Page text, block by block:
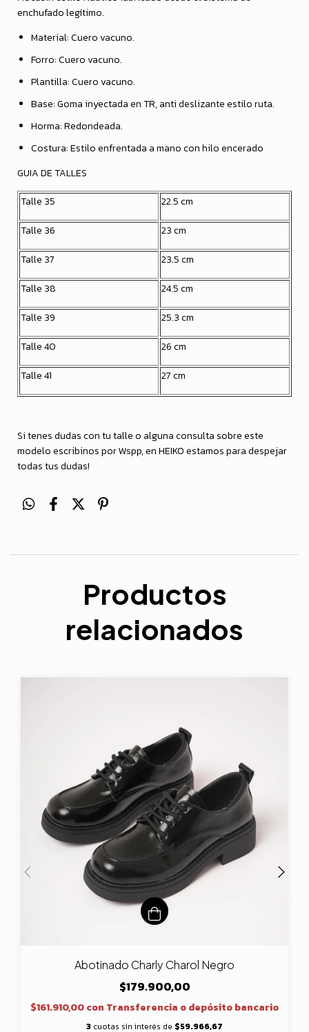
enchufado legítimo.
Material: Cuero vacuno.
Forro: Cuero vacuno.
Plantilla: Cuero vacuno.
Base: Goma inyectada en TR, anti deslizante estilo ruta.
Horma: Redondeada.
Costura: Estilo enfrentada a mano con hilo encerado
GUIA DE TALLES
Talle 35
22.5 cm
Talle 36
23 cm
Talle 37
23.5 cm
Talle 38
24.5 cm
Talle 39
25.3 cm
Talle 40
26 cm
Talle 41
27 cm
Si tenes dudas con tu talle o alguna consulta sobre este
modelo escribinos por Wspp, en HEIKO estamos para despejar
todas tus dudas!
Productos
relacionados
Abotinado Charly Charol Negro
$179.900,00
$161.910,00con Transferencia o depósito bancario
3 cuotas sin interés de $59.966,67